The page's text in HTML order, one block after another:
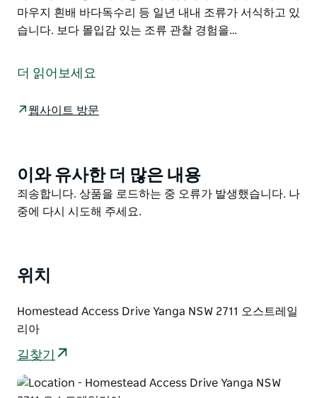
마우지 흰배 바다독수리 등 일년 내내 조류가 서식하고 있
습니다. 보다 몰입감 있는 조류 관찰 경험을…
가 산책을 하려면 Yanga Lake 산책로로 가십시오. 이 짧
동쪽 해안선의 일부를 추적합니다. Yanga Homestead
가파르고 거친 트랙은 Yanga Lake 전망대에서 장엄한 리
버 레드 검과 리버 쿠바스를 거쳐 거대한 호수의 바로 기
슭까지 내려갑니다. 자연의 아름다움과 고요함 속에 몸을
시기입니다. 그러나 펠리컨 가마우지 흰배 바다독수리 등
조류 관찰 경험을 위해 Yanga Lake Red Gum 새 가죽에
들러보세요.
더 읽어보세요
웹사이트 방문
Product
List
이와 유사한 더 많은 내용
Product
List
죄송합니다. 상품을 로드하는 중 오류가 발생했습니다. 나
중에 다시 시도해 주세요.
위치
Homestead Access Drive Yanga NSW 2711 오스트레일
리아
길찾기